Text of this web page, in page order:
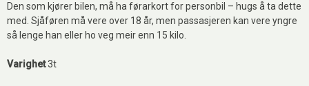
Den som kjører bilen, må ha førarkort for personbil – hugs å ta dette
med. Sjåføren må vere over 18 år, men passasjeren kan vere yngre
så lenge han eller ho veg meir enn 15 kilo.
Varighet3t